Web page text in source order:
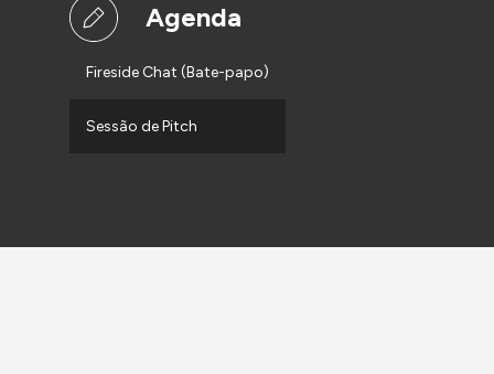
Agenda
Fireside Chat (Bate-papo)
Sessão de Pitch